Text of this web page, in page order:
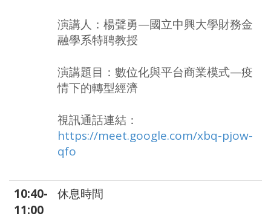
演講人：楊聲勇—國立中興大學財務金
融學系特聘教授
演講題目：數位化與平台商業模式—疫
情下的轉型經濟
視訊通話連結：
https://meet.google.com/xbq-pjow-
qfo
10:40-
11:00
休息時間